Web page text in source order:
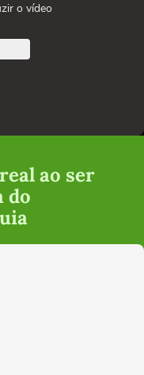
o vídeo
ao ser
do